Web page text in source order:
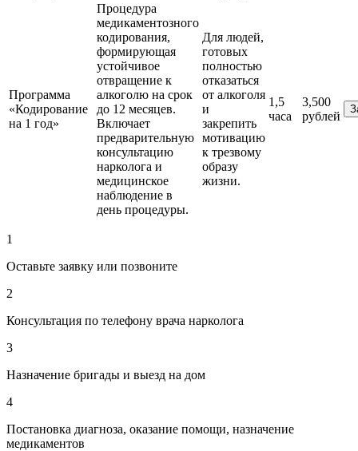
Программа
«Кодирование
на 1 год»
Процедура
медикаментозного
кодирования,
формирующая
устойчивое
отвращение к
алкоголю на срок
до 12 месяцев.
Включает
предварительную
консультацию
нарколога и
медицинское
наблюдение в
день процедуры.
Для людей,
готовых
полностью
отказаться
от алкоголя
и
закрепить
мотивацию
к трезвому
образу
жизни.
1,5
часа
3,500
рублей
1
Оставьте заявку или позвоните
2
Консультация по телефону врача нарколога
3
Назначение бригады и выезд на дом
4
Постановка диагноза, оказание помощи, назначение
медикаментов